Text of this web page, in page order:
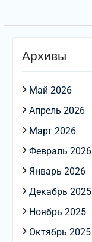
Архивы
Май 2026
Апрель 2026
Март 2026
Февраль 2026
Январь 2026
Декабрь 2025
Ноябрь 2025
Октябрь 2025